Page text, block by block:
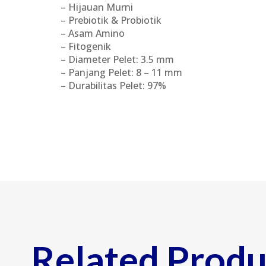
– Hijauan Murni
– Prebiotik & Probiotik
– Asam Amino
– Fitogenik
– Diameter Pelet: 3.5 mm
– Panjang Pelet: 8 – 11 mm
– Durabilitas Pelet: 97%